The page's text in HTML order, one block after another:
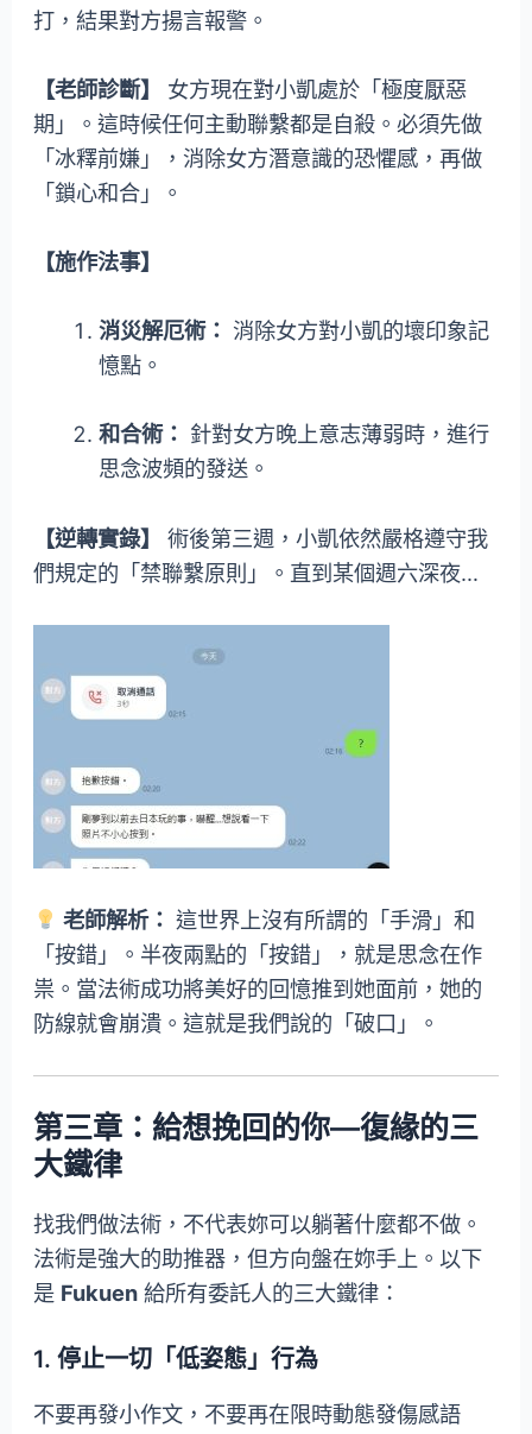
打，結果對方揚言報警。
【老師診斷】
女方現在對小凱處於「極度厭惡
期」。這時候任何主動聯繫都是自殺。必須先做
「冰釋前嫌」，消除女方潛意識的恐懼感，再做
「鎖心和合」。
【施作法事】
消災解厄術： 消除女方對小凱的壞印象記
憶點。
和合術： 針對女方晚上意志薄弱時，進行
思念波頻的發送。
【逆轉實錄】
術後第三週，小凱依然嚴格遵守我
們規定的「禁聯繫原則」。直到某個週六深夜…
老師解析： 這世界上沒有所謂的「手滑」和
「按錯」。半夜兩點的「按錯」，就是思念在作
祟。當法術成功將美好的回憶推到她面前，她的
防線就會崩潰。這就是我們說的「破口」。
第三章：給想挽回的你—復緣的三
大鐵律
找我們做法術，不代表妳可以躺著什麼都不做。
法術是強大的助推器，但方向盤在妳手上。以下
是 Fukuen 給所有委託人的三大鐵律：
1. 停止一切「低姿態」行為
不要再發小作文，不要再在限時動態發傷感語